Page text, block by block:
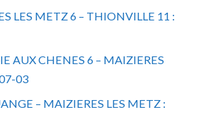
LES METZ 6 – THIONVILLE 11 :
AUX CHENES 6 – MAIZIERES
03
– MAIZIERES LES METZ :